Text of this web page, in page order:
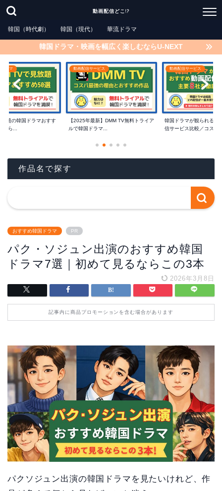
動画配信どこ!?
韓国（時代劇） 韓国（現代） 華流ドラマ
韓国ドラマ・映画を幅広く楽しむならU-NEXT
ラマ
放題の韓国ドラマおすす
たら...
動画配信サービス
【2025年最新】DMM TV無料トライア
ルで韓国ドラマ...
動画配信サービス
韓国ドラマが観られるお
信サービス比較／コスパ
作品名で探す
おすすめ韓国ドラマ PR
パク・ソジュン出演のおすすめ韓国
ドラマ7選｜初めて見るならこの3本
2026年3月8日
記事内に商品プロモーションを含む場合があります
パクソジュン出演の韓国ドラマを見たいけれど、作